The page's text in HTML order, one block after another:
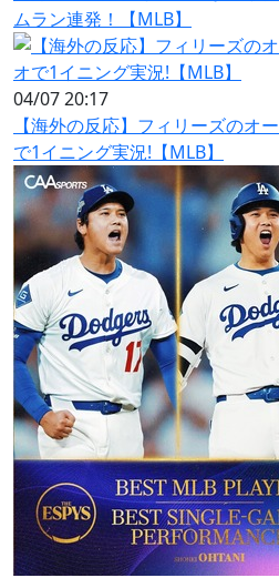
ムラン連発！【MLB】
04/07 20:17
【海外の反応】フィリーズのオ
で1イニング実況!【MLB】